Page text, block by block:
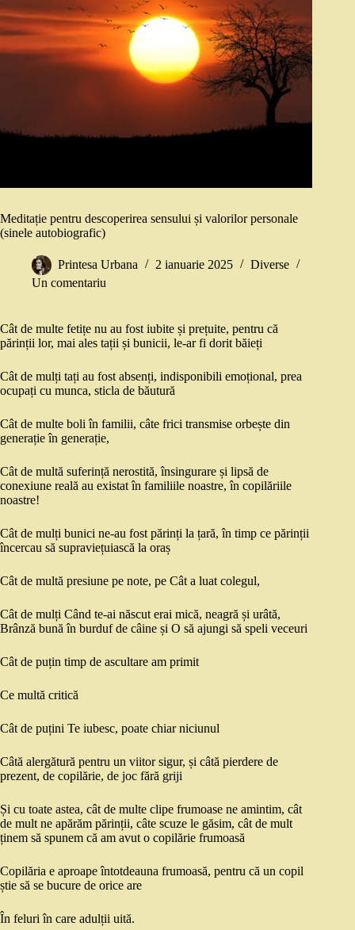
Meditație pentru descoperirea sensului și valorilor personale
(sinele autobiografic)
Printesa Urbana 2 ianuarie 2025
Diverse
Un comentariu
Cât de multe fetițe nu au fost iubite și prețuite, pentru că
părinții lor, mai ales tații și bunicii, le-ar fi dorit băieți
Cât de mulți tați au fost absenți, indisponibili emoțional, prea
ocupați cu munca, sticla de băutură
Cât de multe boli în familii, câte frici transmise orbește din
generație în generație,
Cât de multă suferință nerostită, însingurare și lipsă de
conexiune reală au existat în familiile noastre, în copilăriile
noastre!
Cât de mulți bunici ne-au fost părinți la țară, în timp ce părinții
încercau să supraviețuiască la oraș
Cât de multă presiune pe note, pe Cât a luat colegul,
Cât de mulți Când te-ai născut erai mică, neagră și urâtă,
Brânză bună în burduf de câine și O să ajungi să speli veceuri
Cât de puțin timp de ascultare am primit
Ce multă critică
Cât de puțini Te iubesc, poate chiar niciunul
Câtă alergătură pentru un viitor sigur, și câtă pierdere de
prezent, de copilărie, de joc fără griji
Și cu toate astea, cât de multe clipe frumoase ne amintim, cât
de mult ne apărăm părinții, câte scuze le găsim, cât de mult
ținem să spunem că am avut o copilărie frumoasă
Copilăria e aproape întotdeauna frumoasă, pentru că un copil
știe să se bucure de orice are
În feluri în care adulții uită.